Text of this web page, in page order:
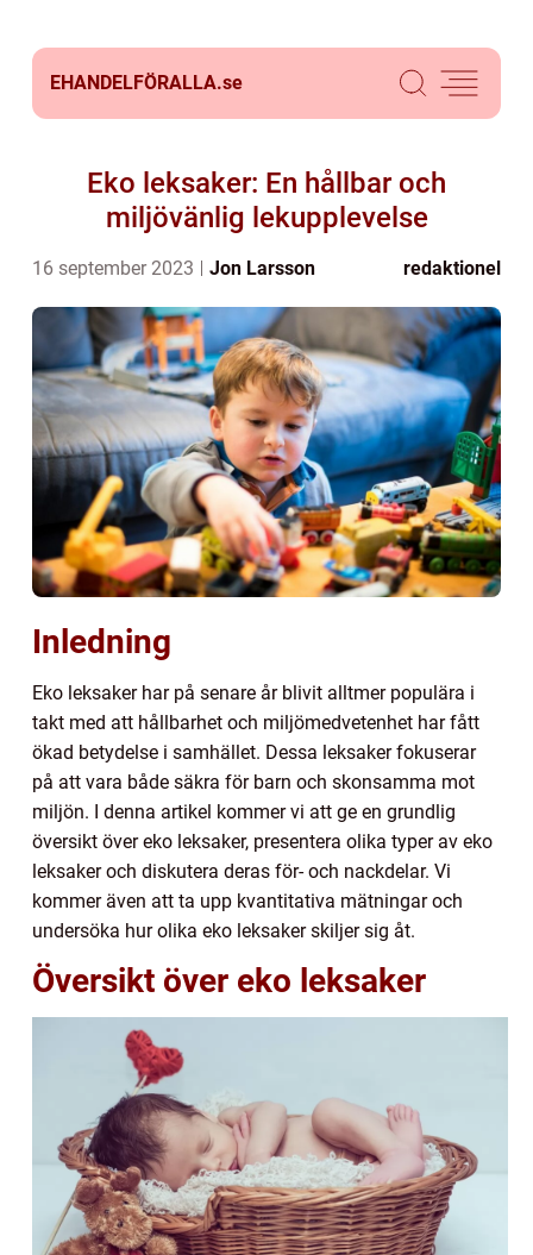
EHANDELFÖRALLA.se
Eko leksaker: En hållbar och
miljövänlig lekupplevelse
16 september 2023 Jon Larsson redaktionel
Inledning
Eko leksaker har på senare år blivit alltmer populära i
takt med att hållbarhet och miljömedvetenhet har fått
ökad betydelse i samhället. Dessa leksaker fokuserar
på att vara både säkra för barn och skonsamma mot
miljön. I denna artikel kommer vi att ge en grundlig
översikt över eko leksaker, presentera olika typer av eko
leksaker och diskutera deras för- och nackdelar. Vi
kommer även att ta upp kvantitativa mätningar och
undersöka hur olika eko leksaker skiljer sig åt.
Översikt över eko leksaker